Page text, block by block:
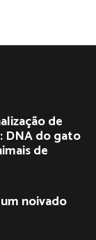
de
DNA do gato
de
noivado